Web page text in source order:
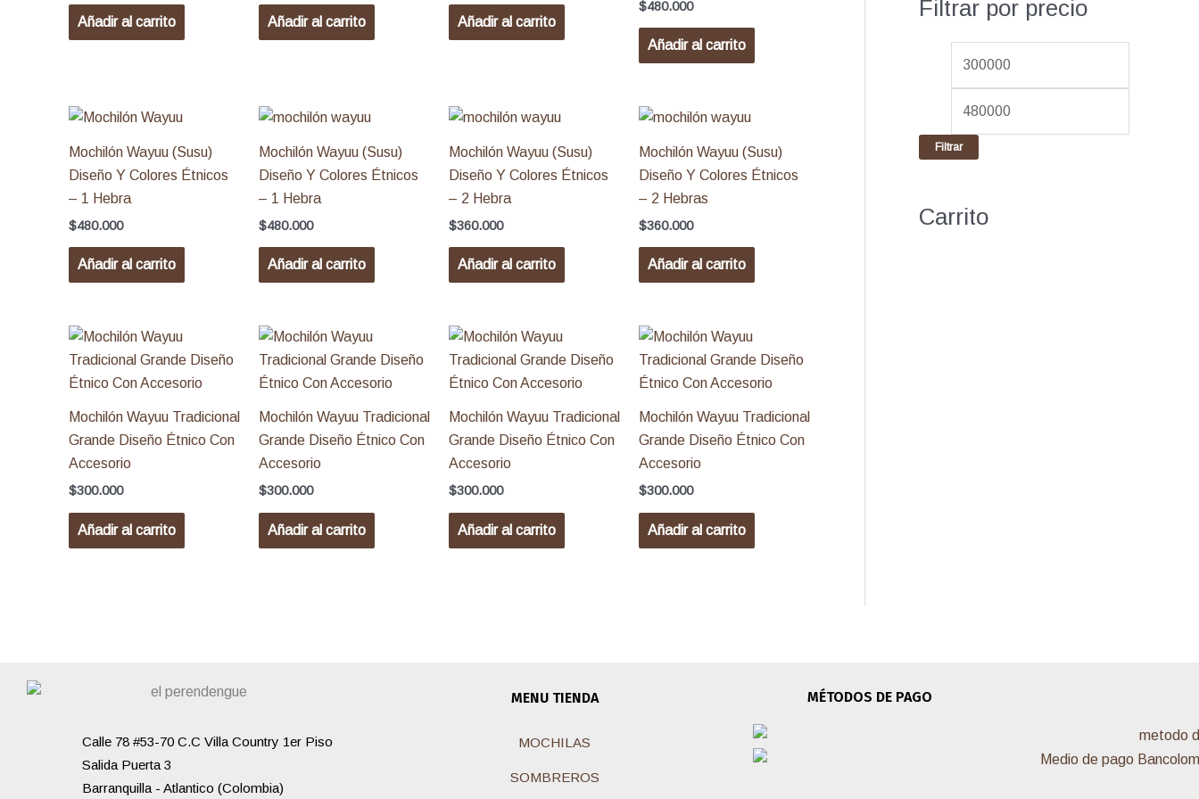
Añadir al carrito Añadir al carrito Añadir al carrito
$480.000
Añadir al carrito
Mochilón Wayuu (Susu)
Diseño Y Colores Étnicos
– 1 Hebra
$480.000
Añadir al carrito
Mochilón Wayuu (Susu)
Diseño Y Colores Étnicos
– 1 Hebra
$480.000
Añadir al carrito
Mochilón Wayuu (Susu)
Diseño Y Colores Étnicos
– 2 Hebra
$360.000
Añadir al carrito
Mochilón Wayuu (Susu)
Diseño Y Colores Étnicos
– 2 Hebras
$360.000
Añadir al carrito
Mochilón Wayuu Tradicional
Grande Diseño Étnico Con
Accesorio
$300.000
Añadir al carrito
Mochilón Wayuu Tradicional
Grande Diseño Étnico Con
Accesorio
$300.000
Añadir al carrito
Mochilón Wayuu Tradicional
Grande Diseño Étnico Con
Accesorio
$300.000
Añadir al carrito
Mochilón Wayuu Tradicional
Grande Diseño Étnico Con
Accesorio
$300.000
Añadir al carrito
:Filtrar por precio
Filtrar
Carrito
Calle 78 #53-70 C.C Villa Country 1er Piso
Salida Puerta 3
Barranquilla - Atlantico (Colombia)
MENU TIENDA
MOCHILAS
SOMBREROS
MÉTODOS DE PAGO